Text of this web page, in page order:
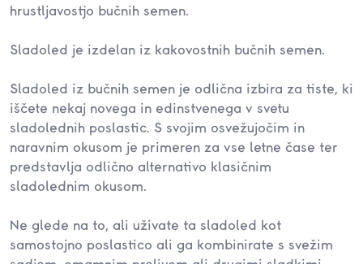
hrustljavostjo bučnih semen.
Sladoled je izdelan iz kakovostnih bučnih semen.
Sladoled iz bučnih semen je odlična izbira za tiste, ki
iščete nekaj novega in edinstvenega v svetu
sladolednih poslastic. S svojim osvežujočim in
naravnim okusom je primeren za vse letne čase ter
predstavlja odlično alternativo klasičnim
sladolednim okusom.
Ne glede na to, ali uživate ta sladoled kot
samostojno poslastico ali ga kombinirate s svežim